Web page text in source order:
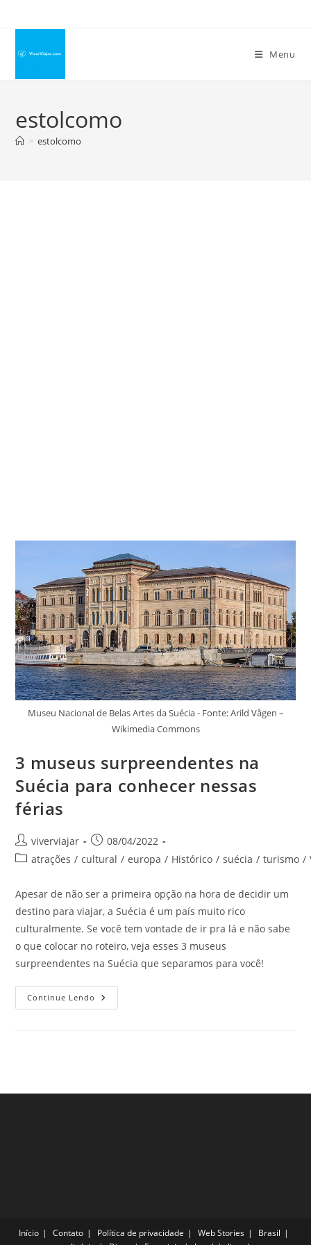
conteúdo
Menu
estolcomo
> estolcomo
Museu Nacional de Belas Artes da Suécia - Fonte: Arild Vågen –
Wikimedia Commons
3 museus surpreendentes na
Suécia para conhecer nessas
férias
Autor
do
viverviajar
Post
publicado:
08/04/2022
Categoria
post:
atrações / cultural / europa / Histórico / suécia / turismo /
Apesar de não ser a primeira opção na hora de decidir um
destino para viajar, a Suécia é um país muito rico
culturalmente. Se você tem vontade de ir pra lá e não sabe
o que colocar no roteiro, veja esses 3 museus
surpreendentes na Suécia que separamos para você!
Continue Lendo
Museus
Início Contato Política de privacidade Web Stories
Brasil